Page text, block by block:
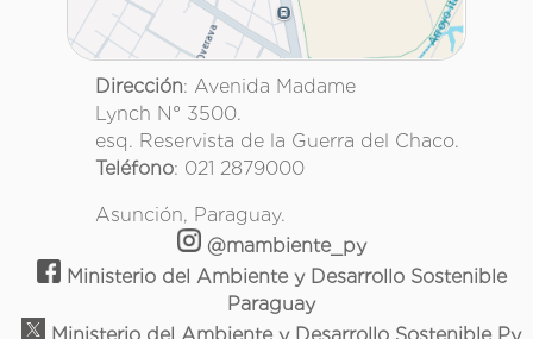
Dirección: Avenida Madame
Lynch N° 3500.
esq. Reservista de la Guerra del Chaco.
Teléfono: 021 2879000
Asunción, Paraguay.
@mambiente_py
Ministerio del Ambiente y Desarrollo Sostenible
Paraguay